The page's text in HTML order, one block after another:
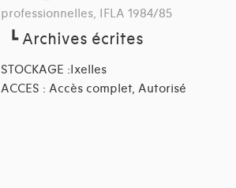
professionnelles, IFLA 1984/85
┗Archives écrites
STOCKAGE :Ixelles
ACCES : Accès complet, Autorisé